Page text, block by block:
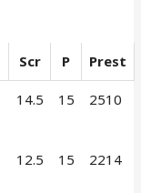
Scr P Prest
14.5 15 2510
12.5 15 2214